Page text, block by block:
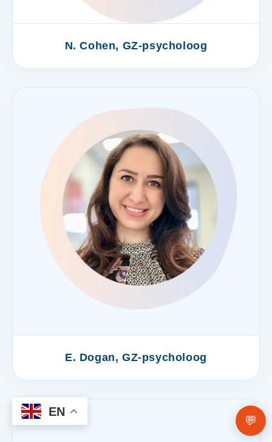
N. Cohen, GZ-psycholoog
E. Dogan, GZ-psycholoog
💬
EN